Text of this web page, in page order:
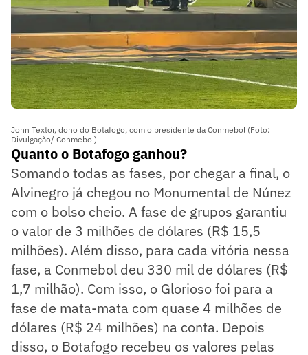
John Textor, dono do Botafogo, com o presidente da Conmebol (Foto:
Divulgação/ Conmebol)
Quanto o Botafogo ganhou?
Somando todas as fases, por chegar a final, o
Alvinegro já chegou no Monumental de Núnez
com o bolso cheio. A fase de grupos garantiu
o valor de 3 milhões de dólares (R$ 15,5
milhões). Além disso, para cada vitória nessa
fase, a Conmebol deu 330 mil de dólares (R$
1,7 milhão). Com isso, o Glorioso foi para a
fase de mata-mata com quase 4 milhões de
dólares (R$ 24 milhões) na conta. Depois
disso, o Botafogo recebeu os valores pelas